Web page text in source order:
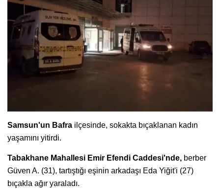
Samsun'un Bafra ilçesinde, sokakta bıçaklanan kadın
yaşamını yitirdi.
Tabakhane Mahallesi Emir Efendi Caddesi'nde, berber
Güven A. (31), tartıştığı eşinin arkadaşı Eda Yiğit'i (27)
bıçakla ağır yaraladı.